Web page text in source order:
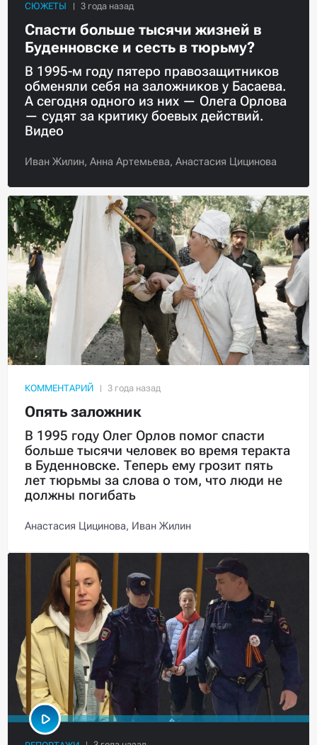
СЮЖЕТЫ
Спасти больше тысячи жизней в
Буденновске и сесть в тюрьму?
В 1995-м году пятеро правозащитников
обменяли себя на заложников у Басаева.
А сегодня одного из них — Олега Орлова
— судят за критику боевых действий.
Видео
Иван Жилин, Анна Артемьева, Анастасия Цицинова
КОММЕНТАРИЙ
Опять заложник
В 1995 году Олег Орлов помог спасти
больше тысячи человек во время теракта
в Буденновске. Теперь ему грозит пять
лет тюрьмы за слова о том, что люди не
должны погибать
Анастасия Цицинова, Иван Жилин